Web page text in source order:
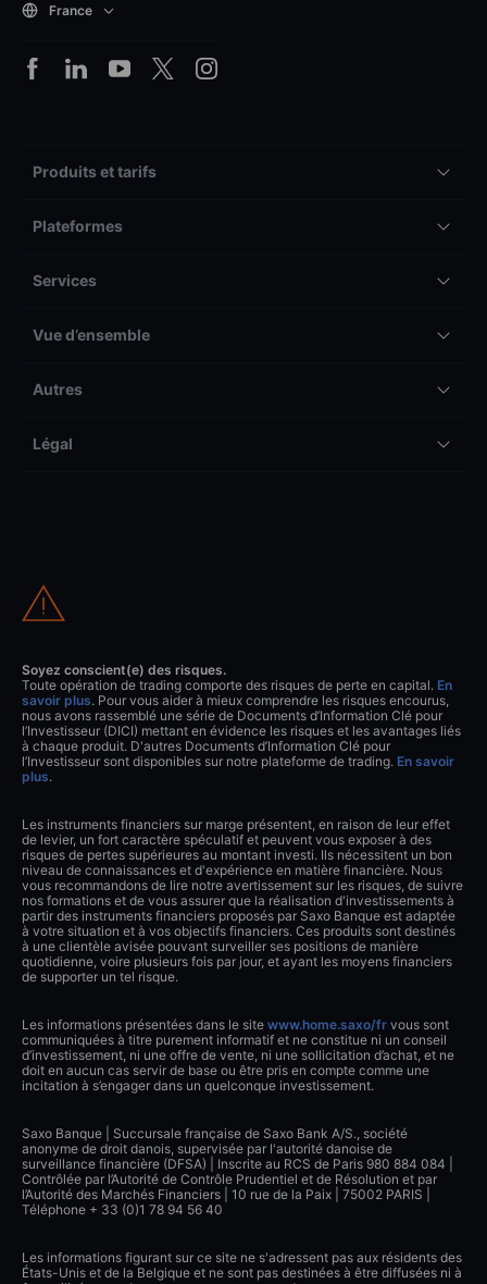
France
Produits et tarifs
Plateformes
Services
Vue d’ensemble
Autres
Légal
Soyez conscient(e) des risques.
Toute opération de trading comporte des risques de perte en capital. En
savoir plus. Pour vous aider à mieux comprendre les risques encourus,
nous avons rassemblé une série de Documents d’Information Clé pour
l’Investisseur (DICI) mettant en évidence les risques et les avantages liés
à chaque produit. D'autres Documents d’Information Clé pour
l’Investisseur sont disponibles sur notre plateforme de trading. En savoir
plus.
Les instruments financiers sur marge présentent, en raison de leur effet
de levier, un fort caractère spéculatif et peuvent vous exposer à des
risques de pertes supérieures au montant investi. Ils nécessitent un bon
niveau de connaissances et d'expérience en matière financière. Nous
vous recommandons de lire notre avertissement sur les risques, de suivre
nos formations et de vous assurer que la réalisation d'investissements à
partir des instruments financiers proposés par Saxo Banque est adaptée
à votre situation et à vos objectifs financiers. Ces produits sont destinés
à une clientèle avisée pouvant surveiller ses positions de manière
quotidienne, voire plusieurs fois par jour, et ayant les moyens financiers
de supporter un tel risque.
Les informations présentées dans le site www.home.saxo/fr vous sont
communiquées à titre purement informatif et ne constitue ni un conseil
d’investissement, ni une offre de vente, ni une sollicitation d’achat, et ne
doit en aucun cas servir de base ou être pris en compte comme une
incitation à s’engager dans un quelconque investissement.
Saxo Banque | Succursale française de Saxo Bank A/S., société
anonyme de droit danois, supervisée par l'autorité danoise de
surveillance financière (DFSA) | Inscrite au RCS de Paris 980 884 084 |
Contrôlée par l’Autorité de Contrôle Prudentiel et de Résolution et par
l’Autorité des Marchés Financiers | 10 rue de la Paix | 75002 PARIS |
Téléphone + 33 (0)1 78 94 56 40
Les informations figurant sur ce site ne s'adressent pas aux résidents des
États-Unis et de la Belgique et ne sont pas destinées à être diffusées ni à